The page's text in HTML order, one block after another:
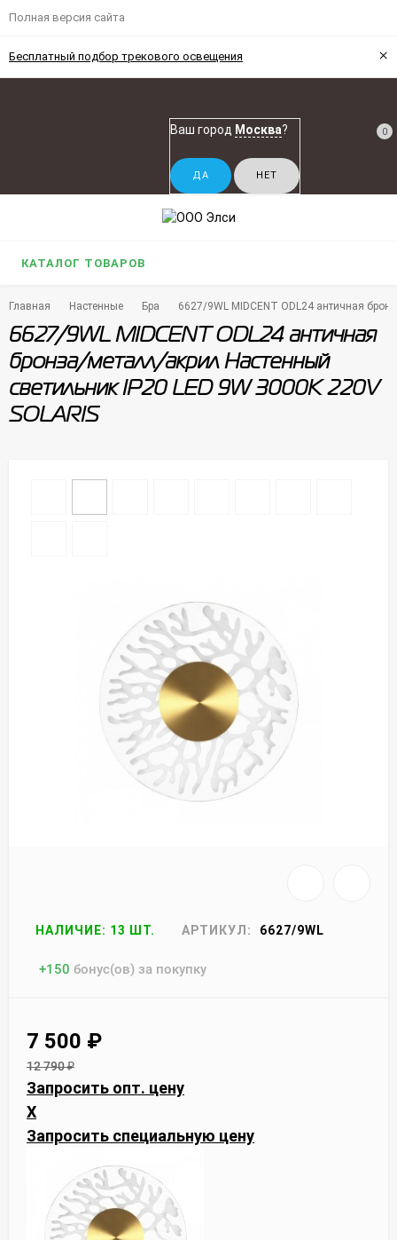
Полная версия сайта
Бесплатный подбор трекового освещения ×
Ваш город Москва? 0
КАТАЛОГ ТОВАРОВ
Главная Настенные Бра 6627/9WL MIDCENT ODL24 античная
6627/9WL MIDCENT ODL24 античная
бронза/металл/акрил Настенный
светильник IP20 LED 9W 3000K 220V
SOLARIS
НАЛИЧИЕ: 13 ШТ. АРТИКУЛ: 6627/9WL
+150 бонус(ов) за покупку
7 500 ₽
12 790₽
Запросить опт. цену
X
Запросить специальную цену